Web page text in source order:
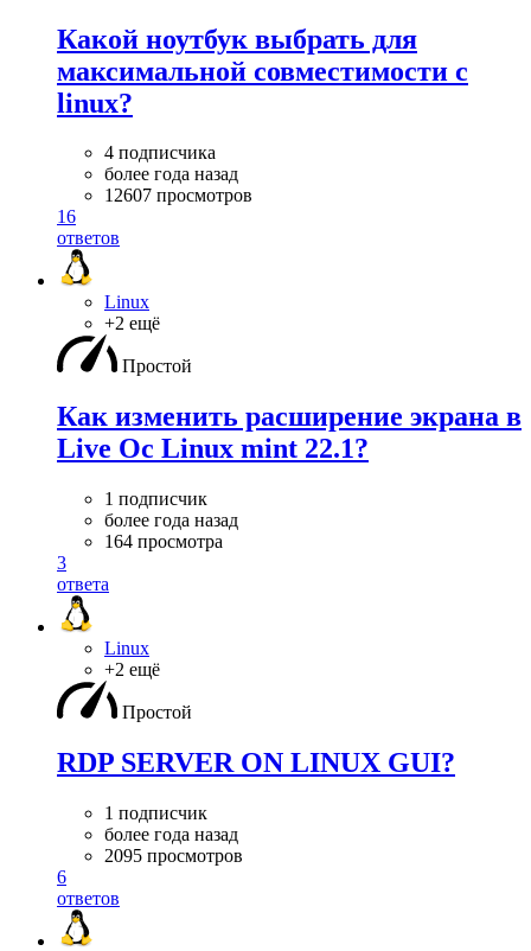
Какой ноутбук выбрать для
максимальной совместимости с
linux?
4 подписчика
более года назад
12607 просмотров
16
ответов
Linux
+2 ещё
Простой
Как изменить расширение экрана в
Live Oc Linux mint 22.1?
1 подписчик
более года назад
164 просмотра
3
ответа
Linux
+2 ещё
Простой
RDP SERVER ON LINUX GUI?
1 подписчик
более года назад
2095 просмотров
6
ответов